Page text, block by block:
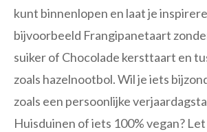
kunt binnenlopen en laat je
bijvoorbeeld Frangipanetaart
suiker of Chocolade kersttaart en
zoals hazelnootbol. Wil je iets
zoals een persoonlijke
Huisduinen of iets 100% vegan?